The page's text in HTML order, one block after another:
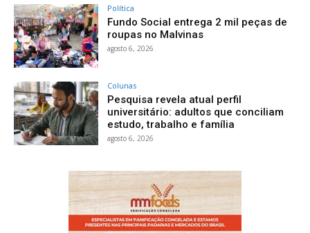
Política
Fundo Social entrega 2 mil peças de
roupas no Malvinas
agosto 6, 2026
Colunas
Pesquisa revela atual perfil
universitário: adultos que conciliam
estudo, trabalho e família
agosto 6, 2026